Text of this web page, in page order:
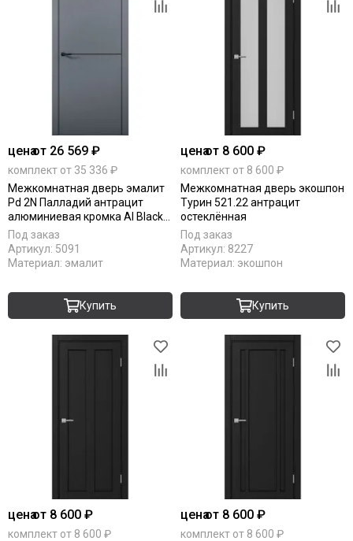
ценаот 26 569 ₽
комплект от 35 336 ₽
Межкомнатная дверь эмалит
Pd 2N Палладий антрацит
алюминиевая кромка Al Black
Edition глухая
Под заказ
Артикул: 5091
Материал: эмалит
Купить
ценаот 8 600 ₽
комплект от 8 600 ₽
Межкомнатная дверь экошпон
Турин 521.22 антрацит
остеклённая
Под заказ
Артикул: 8227
Материал: экошпон
Купить
ценаот 8 600 ₽
комплект от 8 600 ₽
ценаот 8 600 ₽
комплект от 8 600 ₽